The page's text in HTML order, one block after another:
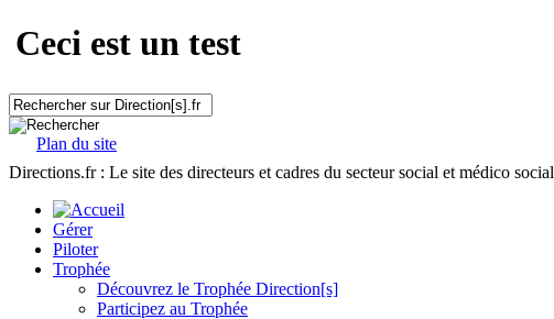
Ceci est un test
Plan du site
Directions.fr : Le site des directeurs et cadres du secteur social et médico social
Gérer
Piloter
Trophée
Découvrez le Trophée Direction[s]
Participez au Trophée